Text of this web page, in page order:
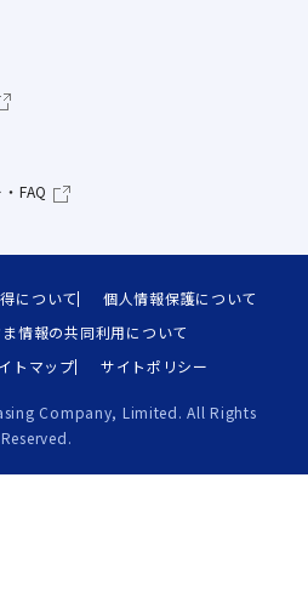
FAQ
について
個人情報保護について
情報の共同利用について
トマップ サイトポリシー
Company, Limited. All Rights
Reserved.